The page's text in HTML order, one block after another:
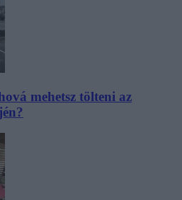
mehetsz tölteni az